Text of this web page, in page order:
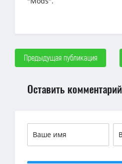
Предыдущая публикация
Оставить комментарий